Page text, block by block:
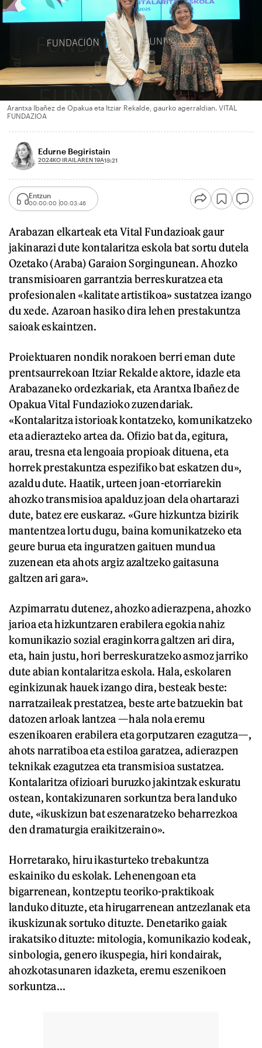
Arantxa Ibañez de Opakua eta Itziar Rekalde, gaurko agerraldian. VITAL
FUNDAZIOA
Edurne Begiristain
2024KO IRAILAREN 19A13:21
Entzun
00:00:00 00:03:46
Arabazan elkarteak eta Vital Fundazioak gaur
jakinarazi dute kontalaritza eskola bat sortu dutela
Ozetako (Araba) Garaion Sorgingunean. Ahozko
transmisioaren garrantzia berreskuratzea eta
profesionalen «kalitate artistikoa» sustatzea izango
du xede. Azaroan hasiko dira lehen prestakuntza
saioak eskaintzen.
Proiektuaren nondik norakoen berri eman dute
prentsaurrekoan Itziar Rekalde aktore, idazle eta
Arabazaneko ordezkariak, eta Arantxa Ibañez de
Opakua Vital Fundazioko zuzendariak.
«Kontalaritza istorioak kontatzeko, komunikatzeko
eta adierazteko artea da. Ofizio bat da, egitura,
arau, tresna eta lengoaia propioak dituena, eta
horrek prestakuntza espezifiko bat eskatzen du»,
azaldu dute. Haatik, urteen joan-etorriarekin
ahozko transmisioa apalduz joan dela ohartarazi
dute, batez ere euskaraz. «Gure hizkuntza bizirik
mantentzea lortu dugu, baina komunikatzeko eta
geure burua eta inguratzen gaituen mundua
zuzenean eta ahots argiz azaltzeko gaitasuna
galtzen ari gara».
Azpimarratu dutenez, ahozko adierazpena, ahozko
jarioa eta hizkuntzaren erabilera egokia nahiz
komunikazio sozial eraginkorra galtzen ari dira,
eta, hain justu, hori berreskuratzeko asmoz jarriko
dute abian kontalaritza eskola. Hala, eskolaren
eginkizunak hauek izango dira, besteak beste:
narratzaileak prestatzea, beste arte batzuekin bat
datozen arloak lantzea —hala nola eremu
eszenikoaren erabilera eta gorputzaren ezagutza—,
ahots narratiboa eta estiloa garatzea, adierazpen
teknikak ezagutzea eta transmisioa sustatzea.
Kontalaritza ofizioari buruzko jakintzak eskuratu
ostean, kontakizunaren sorkuntza bera landuko
dute, «ikuskizun bat eszenaratzeko beharrezkoa
den dramaturgia eraikitzeraino».
Horretarako, hiru ikasturteko trebakuntza
eskainiko du eskolak. Lehenengoan eta
bigarrenean, kontzeptu teoriko-praktikoak
landuko dituzte, eta hirugarrenean antzezlanak eta
ikuskizunak sortuko dituzte. Denetariko gaiak
irakatsiko dituzte: mitologia, komunikazio kodeak,
sinbologia, genero ikuspegia, hiri kondairak,
ahozkotasunaren idazketa, eremu eszenikoen
sorkuntza...